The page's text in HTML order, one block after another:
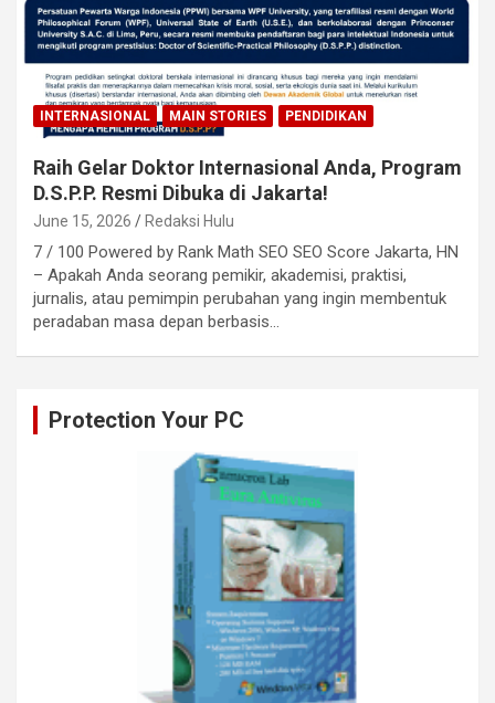
INTERNASIONAL MAIN STORIES PENDIDIKAN
Raih Gelar Doktor Internasional Anda, Program
D.S.P.P. Resmi Dibuka di Jakarta!
June 15, 2026 Redaksi Hulu
7 / 100 Powered by Rank Math SEO SEO Score Jakarta, HN
– Apakah Anda seorang pemikir, akademisi, praktisi,
jurnalis, atau pemimpin perubahan yang ingin membentuk
peradaban masa depan berbasis…
Protection Your PC